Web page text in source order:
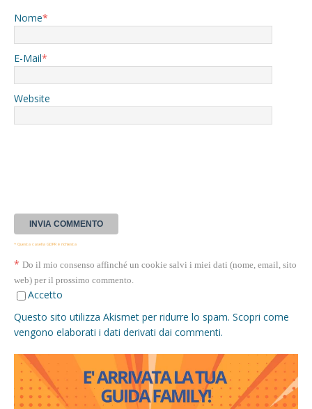
Nome*
E-Mail*
Website
* Questa casella GDPR è richiesta
* Do il mio consenso affinché un cookie salvi i miei dati (nome, email, sito
web) per il prossimo commento.
Accetto
Questo sito utilizza Akismet per ridurre lo spam. Scopri come
vengono elaborati i dati derivati dai commenti.